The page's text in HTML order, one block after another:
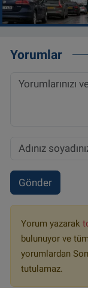
Yorumlar
Gönder
Yorum yazarak
bulunuyor ve
yorumlardan
tutulamaz.